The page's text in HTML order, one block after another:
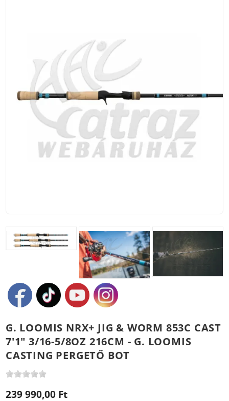
G. LOOMIS NRX+ JIG & WORM 853C CAST
7'1" 3/16-5/8OZ 216CM - G. LOOMIS
CASTING PERGETŐ BOT
239 990,00 Ft